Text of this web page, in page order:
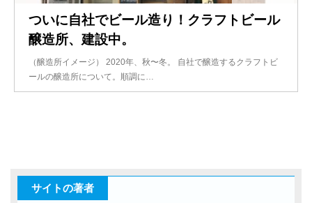
ついに自社でビール造り！クラフトビール
醸造所、建設中。
（醸造所イメージ） 2020年、秋〜冬。 自社で醸造するクラフトビ
ールの醸造所について。順調に…
サイトの著者